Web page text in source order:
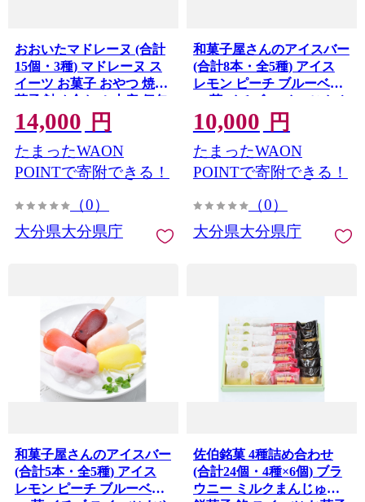
おおいたマドレーヌ (合計
15個・3種) マドレーヌ ス
イーツ お菓子 おやつ 焼き
菓子 詰め合わせ 土産 個包
装 常温【opbj012】【お菓
子のウメダ】
14,000 円
たまったWAON
POINTで寄附できる！
（0）
大分県大分県庁
和菓子屋さんのアイスバー
(合計8本・全5種) アイス
レモン ピーチ ブルーベリ
ー 苺 イチゴ スイーツ おや
つ 詰め合わせ セット
【opbj011】【お菓子のウ
メダ】
10,000 円
たまったWAON
POINTで寄附できる！
（0）
大分県大分県庁
和菓子屋さんのアイスバー
(合計5本・全5種) アイス
レモン ピーチ ブルーベリ
佐伯銘菓 4種詰め合わせ
(合計24個・4種×6個) ブラ
ウニー ミルクまんじゅう